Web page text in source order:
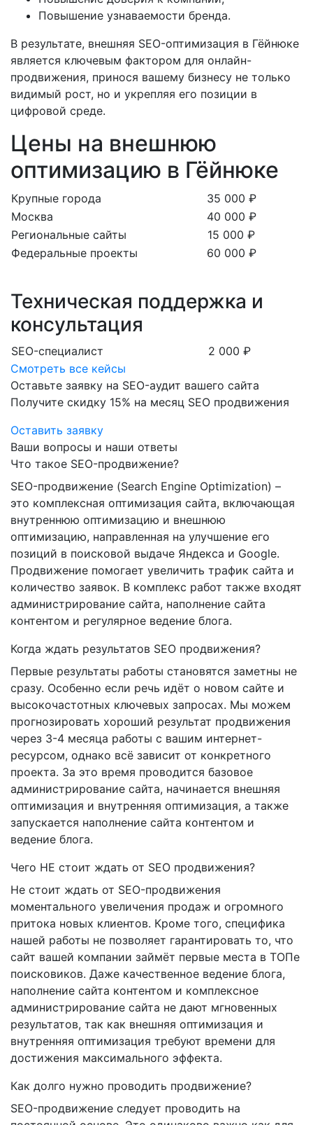
Повышение узнаваемости бренда.
В результате, внешняя SEO-оптимизация в Гёйнюке
является ключевым фактором для онлайн-
продвижения, принося вашему бизнесу не только
видимый рост, но и укрепляя его позиции в
цифровой среде.
Цены на внешнюю
оптимизацию в Гёйнюке
Крупные города
35 000 ₽
Москва
40 000 ₽
Региональные сайты
15 000 ₽
Федеральные проекты
60 000 ₽
Техническая поддержка и
консультация
SEO-специалист
2 000 ₽
Смотреть все кейсы
Оставьте заявку на SEO-аудит вашего сайта
Получите скидку 15% на месяц SEO продвижения
Оставить заявку
Ваши вопросы и наши ответы
Что такое SEO-продвижение?
SEO-продвижение (Search Engine Optimization) –
это комплексная оптимизация сайта, включающая
внутреннюю оптимизацию и внешнюю
оптимизацию, направленная на улучшение его
позиций в поисковой выдаче Яндекса и Google.
Продвижение помогает увеличить трафик сайта и
количество заявок. В комплекс работ также входят
администрирование сайта, наполнение сайта
контентом и регулярное ведение блога.
Когда ждать результатов SEO продвижения?
Первые результаты работы становятся заметны не
сразу. Особенно если речь идёт о новом сайте и
высокочастотных ключевых запросах. Мы можем
прогнозировать хороший результат продвижения
через 3-4 месяца работы с вашим интернет-
ресурсом, однако всё зависит от конкретного
проекта. За это время проводится базовое
администрирование сайта, начинается внешняя
оптимизация и внутренняя оптимизация, а также
запускается наполнение сайта контентом и
ведение блога.
Чего НЕ стоит ждать от SEO продвижения?
Не стоит ждать от SEO-продвижения
моментального увеличения продаж и огромного
притока новых клиентов. Кроме того, специфика
нашей работы не позволяет гарантировать то, что
сайт вашей компании займёт первые места в ТОПе
поисковиков. Даже качественное ведение блога,
наполнение сайта контентом и комплексное
администрирование сайта не дают мгновенных
результатов, так как внешняя оптимизация и
внутренняя оптимизация требуют времени для
достижения максимального эффекта.
Как долго нужно проводить продвижение?
SEO-продвижение следует проводить на